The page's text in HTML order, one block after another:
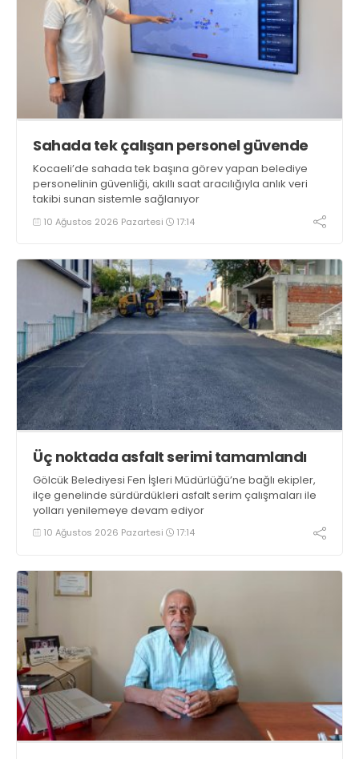
Sahada tek çalışan personel güvende
Kocaeli’de sahada tek başına görev yapan belediye
personelinin güvenliği, akıllı saat aracılığıyla anlık veri
takibi sunan sistemle sağlanıyor
10 Ağustos 2026 Pazartesi 17:14
Üç noktada asfalt serimi tamamlandı
Gölcük Belediyesi Fen İşleri Müdürlüğü’ne bağlı ekipler,
ilçe genelinde sürdürdükleri asfalt serim çalışmaları ile
yolları yenilemeye devam ediyor
10 Ağustos 2026 Pazartesi 17:14